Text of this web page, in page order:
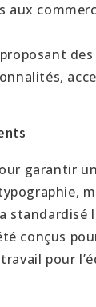
des
garantir
standardisé
conçus
pour